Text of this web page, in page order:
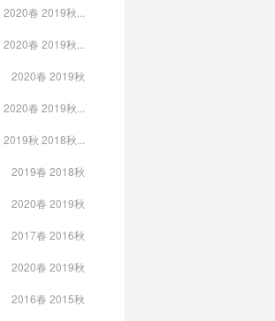
2020春 2019秋...
2020春 2019秋...
2020春 2019秋
2020春 2019秋...
2019秋 2018秋...
2019春 2018秋
2020春 2019秋
2017春 2016秋
2020春 2019秋
2016春 2015秋